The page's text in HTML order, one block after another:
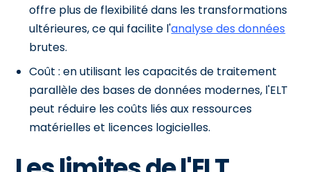
offre plus de flexibilité dans les transformations
ultérieures, ce qui facilite l'analyse des données
brutes.
Coût : en utilisant les capacités de traitement
parallèle des bases de données modernes, l'ELT
peut réduire les coûts liés aux ressources
matérielles et licences logicielles.